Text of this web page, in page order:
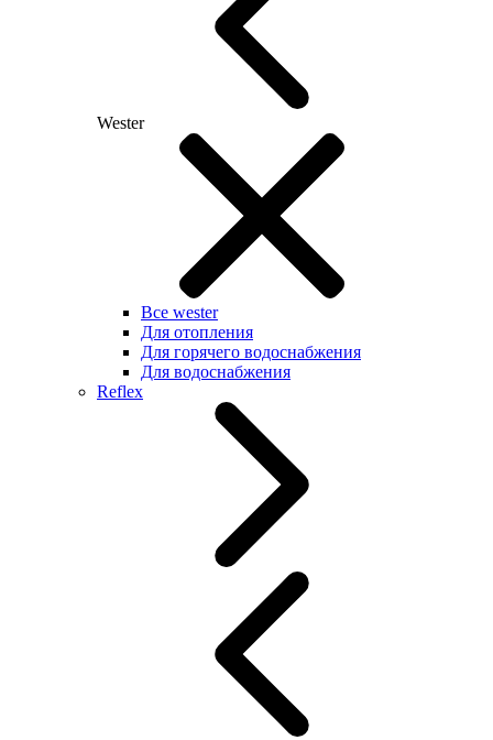
Wester
Все wester
Для отопления
Для горячего водоснабжения
Для водоснабжения
Reflex